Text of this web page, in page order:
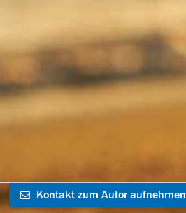
Kontakt zum Autor aufnehmen